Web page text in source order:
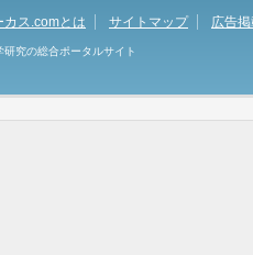
カス.comとは サイトマップ 広告
究の総合ポータルサイト